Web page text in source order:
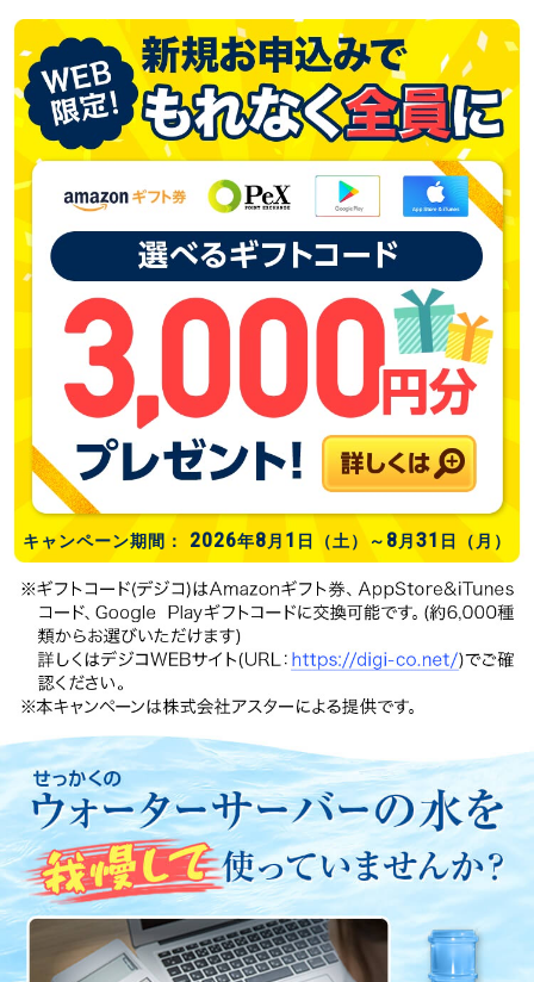
キャンペーン期間： 2026年8 月 1 日（土） ～ 8 月 31 日（月）